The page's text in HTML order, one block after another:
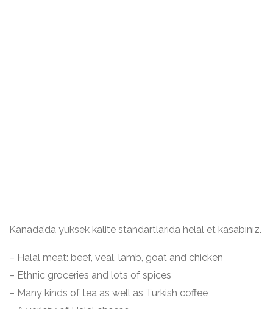
Kanada’da yüksek kalite standartlarıda helal et kasabınız.
– Halal meat: beef, veal, lamb, goat and chicken
– Ethnic groceries and lots of spices
– Many kinds of tea as well as Turkish coffee